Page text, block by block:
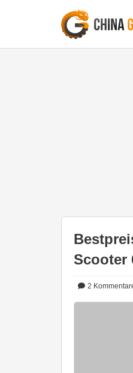
Scooter
2